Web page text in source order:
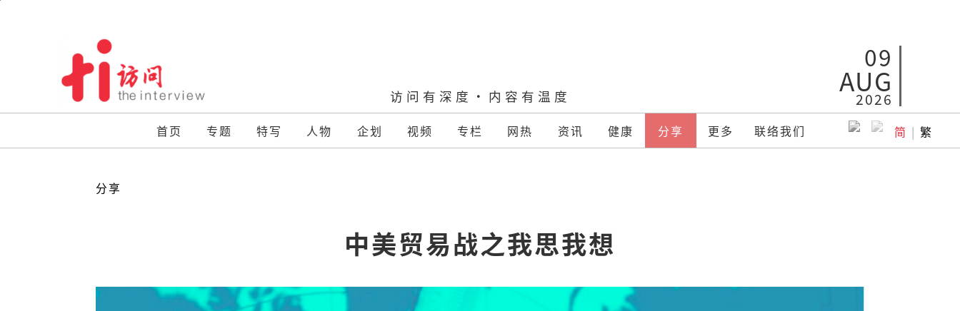
访问有深度·内容有温度
09
AUG
2026
首页 专题 特写 人物 企划 视频 专栏 网热 资讯 健康 分享 更多 联络我们 简 | 繁
分享
中美贸易战之我思我想